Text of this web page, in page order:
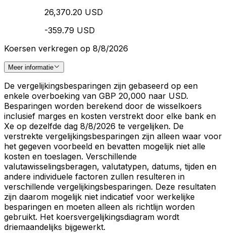
26,370.20 USD
-359.79 USD
Koersen verkregen op 8/8/2026
Meer informatie
De vergelijkingsbesparingen zijn gebaseerd op een
enkele overboeking van GBP 20,000 naar USD.
Besparingen worden berekend door de wisselkoers
inclusief marges en kosten verstrekt door elke bank en
Xe op dezelfde dag 8/8/2026 te vergelijken. De
verstrekte vergelijkingsbesparingen zijn alleen waar voor
het gegeven voorbeeld en bevatten mogelijk niet alle
kosten en toeslagen. Verschillende
valutawisselingsberagen, valutatypen, datums, tijden en
andere individuele factoren zullen resulteren in
verschillende vergelijkingsbesparingen. Deze resultaten
zijn daarom mogelijk niet indicatief voor werkelijke
besparingen en moeten alleen als richtlijn worden
gebruikt. Het koersvergelijkingsdiagram wordt
driemaandelijks bijgewerkt.